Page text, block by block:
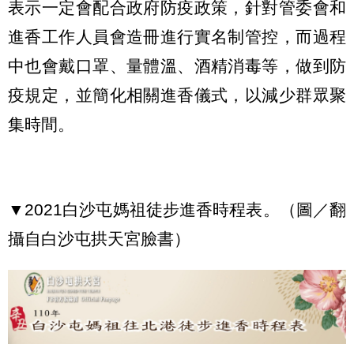
表示一定會配合政府防疫政策，針對管委會和
進香工作人員會造冊進行實名制管控，而過程
中也會戴口罩、量體溫、酒精消毒等，做到防
疫規定，並簡化相關進香儀式，以減少群眾聚
集時間。
▼2021白沙屯媽祖徒步進香時程表。（圖／翻
攝自白沙屯拱天宮臉書）